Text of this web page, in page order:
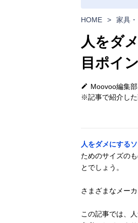
HOME > 家具
人をダ
目ポイ
Moovoo編集部
※記事で紹介した
人をダメにする
ためのサイズの
とでしょう。
さまざまなメー
この記事では、